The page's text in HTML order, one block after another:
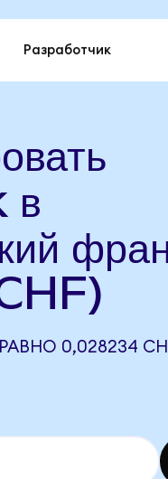
Разработчик
в
РАВНО 0,028234